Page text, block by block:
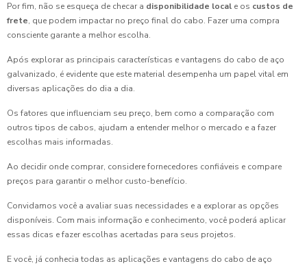
Por fim, não se esqueça de checar a disponibilidade local e os custos de
frete, que podem impactar no preço final do cabo. Fazer uma compra
consciente garante a melhor escolha.
Após explorar as principais características e vantagens do cabo de aço
galvanizado, é evidente que este material desempenha um papel vital em
diversas aplicações do dia a dia.
Os fatores que influenciam seu preço, bem como a comparação com
outros tipos de cabos, ajudam a entender melhor o mercado e a fazer
escolhas mais informadas.
Ao decidir onde comprar, considere fornecedores confiáveis e compare
preços para garantir o melhor custo-benefício.
Convidamos você a avaliar suas necessidades e a explorar as opções
disponíveis. Com mais informação e conhecimento, você poderá aplicar
essas dicas e fazer escolhas acertadas para seus projetos.
E você, já conhecia todas as aplicações e vantagens do cabo de aço